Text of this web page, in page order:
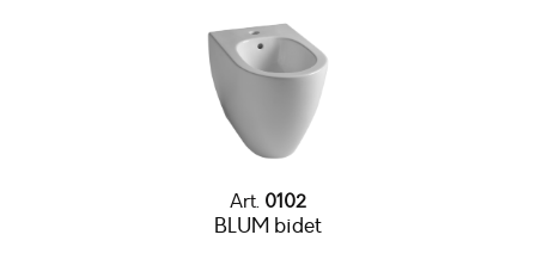
Art. 0102
BLUM bidet